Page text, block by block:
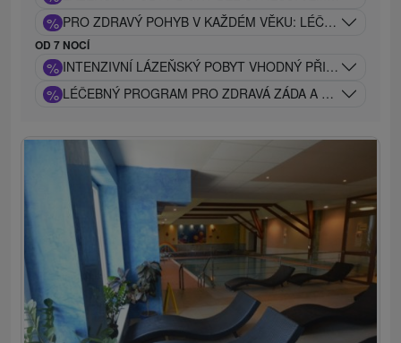
% PRO ZDRAVÝ POHYB V KAŽDÉM VĚKU: LÉČEBNÝ
OD 7 NOCÍ
% INTENZIVNÍ LÁZEŇSKÝ POBYT VHODNÝ PŘI
% LÉČEBNÝ PROGRAM PRO ZDRAVÁ ZÁDA A KLOUBY: